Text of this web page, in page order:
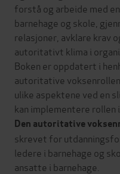
forstå og arbeide med
barnehage og skole,
relasjoner, avklare krav
autoritativt klima i
Boken er oppdatert i
autoritative
ulike aspektene ved en
kan implementere rollen
Den autoritative
skrevet for
ledere i barnehage og
ansatte i barnehage.